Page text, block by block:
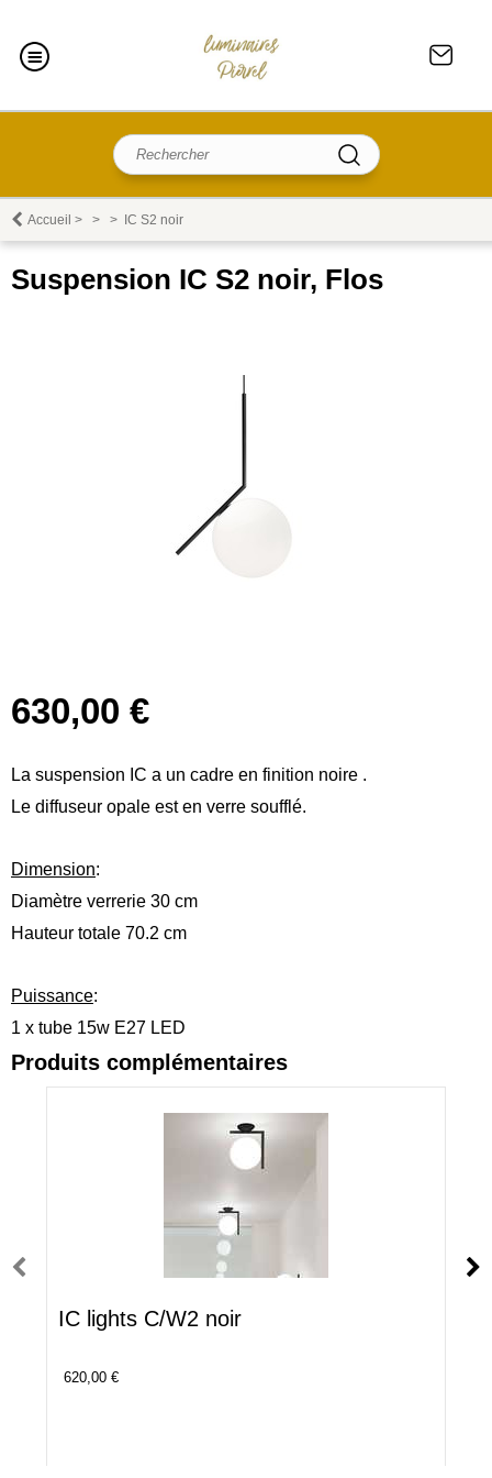
Accueil > > > IC S2 noir
Suspension IC S2 noir, Flos
630,00 €
La suspension IC a un cadre en finition noire .
Le diffuseur opale est en verre soufflé.
Dimension:
Diamètre verrerie 30 cm
Hauteur totale 70.2 cm
Puissance:
1 x tube 15w E27 LED
Produits complémentaires
IC lights C/W2 noir
620,00 €